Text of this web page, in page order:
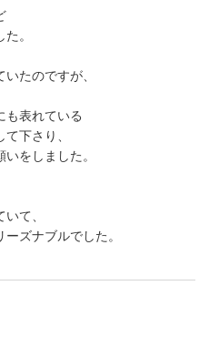
。
たのですが、
も表れている
下さり、
をしました。
て、
ズナブルでした。